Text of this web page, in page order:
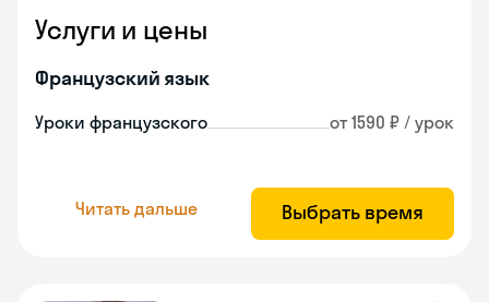
Услуги и цены
Французский язык
Уроки французского от 1590 ₽ / урок
Читать дальше Выбрать время